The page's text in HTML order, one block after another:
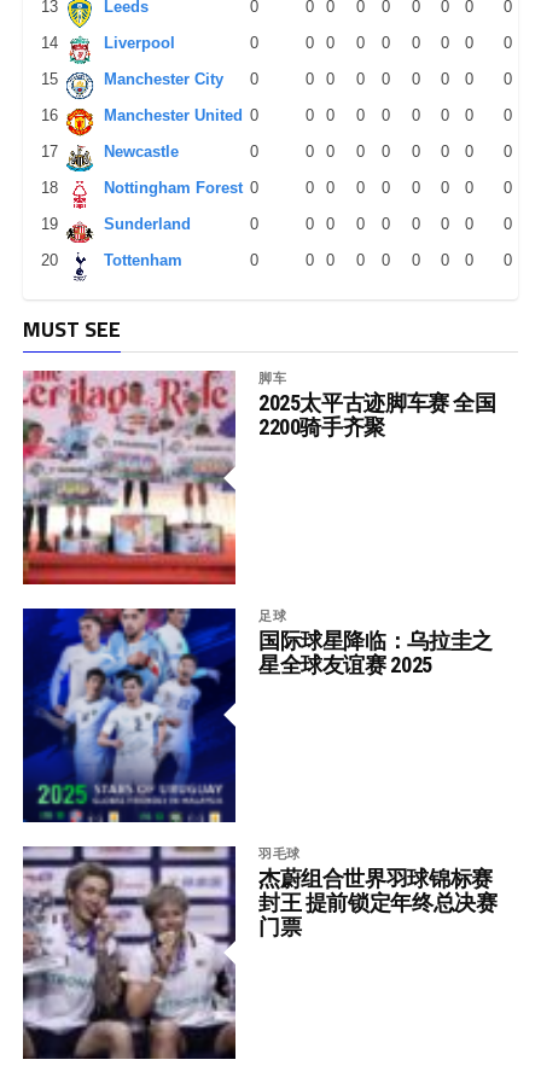
13 Leeds 0 0 0 0 0 0 0 0
0
14
Liverpool 0 0 0 0 0 0 0 0
0
15
Manchester City 0 0 0 0 0 0 0 0
0
16
Manchester United 0 0 0 0 0 0 0 0
0
17
Newcastle 0 0 0 0 0 0 0 0
0
18
Nottingham Forest 0 0 0 0 0 0 0 0
0
19
Sunderland 0 0 0 0 0 0 0 0
0
20
Tottenham 0 0 0 0 0 0 0 0 0
MUST SEE
脚车
2025太平古迹脚车赛 全国
2200骑手齐聚
足球
国际球星降临：乌拉圭之
星全球友谊赛 2025
羽毛球
杰蔚组合世界羽球锦标赛
封王 提前锁定年终总决赛
门票